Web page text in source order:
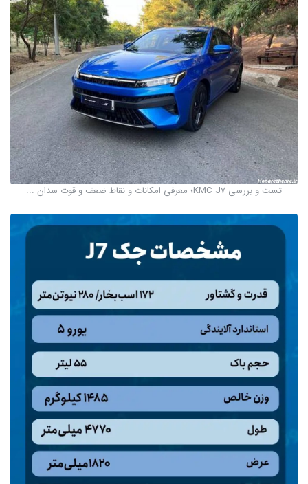
تست و بررسی KMC J7؛ معرفی امکانات و نقاط ضعف و قوت سدان ...